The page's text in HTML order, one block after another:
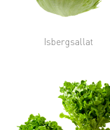
Isbergsallat